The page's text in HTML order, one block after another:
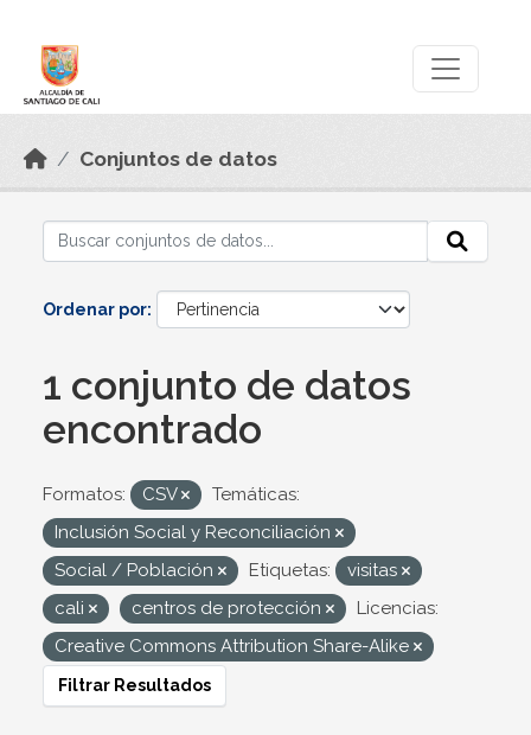
Conjuntos de datos
Ordenar por
1 conjunto de datos
encontrado
Formatos: CSV
Temáticas:
Inclusión Social y Reconciliación
Social / Población
Etiquetas:
visitas
cali
centros de protección
Licencias:
Creative Commons Attribution Share-Alike
Filtrar Resultados